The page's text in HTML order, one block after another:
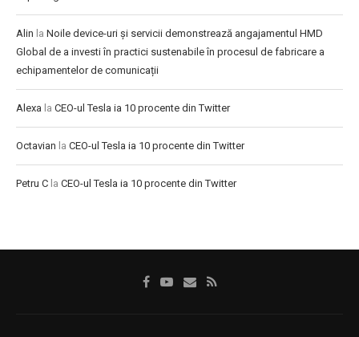
Alin la Noile device-uri și servicii demonstrează angajamentul HMD
Global de a investi în practici sustenabile în procesul de fabricare a
echipamentelor de comunicații
Alexa la CEO-ul Tesla ia 10 procente din Twitter
Octavian la CEO-ul Tesla ia 10 procente din Twitter
Petru C la CEO-ul Tesla ia 10 procente din Twitter